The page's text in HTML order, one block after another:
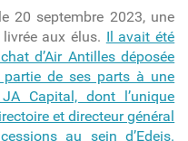
20 septembre 2023, une
aux élus. Il avait été
d’Air Antilles déposée
de ses parts à une
Capital, dont l’unique
et directeur général
au sein d’Edeis.